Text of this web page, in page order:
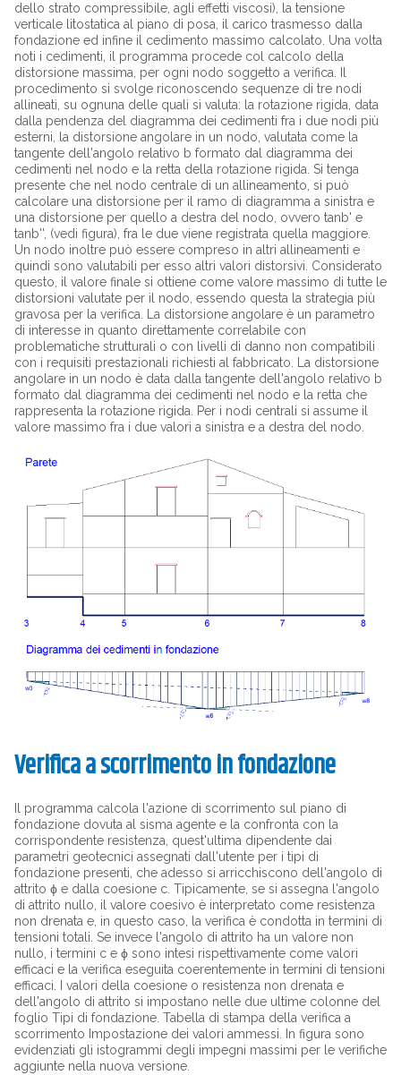
dello strato compressibile, agli effetti viscosi), la tensione
verticale litostatica al piano di posa, il carico trasmesso dalla
fondazione ed infine il cedimento massimo calcolato. Una volta
noti i cedimenti, il programma procede col calcolo della
distorsione massima, per ogni nodo soggetto a verifica. Il
procedimento si svolge riconoscendo sequenze di tre nodi
allineati, su ognuna delle quali si valuta: la rotazione rigida, data
dalla pendenza del diagramma dei cedimenti fra i due nodi più
esterni, la distorsione angolare in un nodo, valutata come la
tangente dell'angolo relativo b formato dal diagramma dei
cedimenti nel nodo e la retta della rotazione rigida. Si tenga
presente che nel nodo centrale di un allineamento, si può
calcolare una distorsione per il ramo di diagramma a sinistra e
una distorsione per quello a destra del nodo, ovvero tanb' e
tanb'', (vedi figura), fra le due viene registrata quella maggiore.
Un nodo inoltre può essere compreso in altri allineamenti e
quindi sono valutabili per esso altri valori distorsivi. Considerato
questo, il valore finale si ottiene come valore massimo di tutte le
distorsioni valutate per il nodo, essendo questa la strategia più
gravosa per la verifica. La distorsione angolare è un parametro
di interesse in quanto direttamente correlabile con
problematiche strutturali o con livelli di danno non compatibili
con i requisiti prestazionali richiesti al fabbricato. La distorsione
angolare in un nodo è data dalla tangente dell'angolo relativo b
formato dal diagramma dei cedimenti nel nodo e la retta che
rappresenta la rotazione rigida. Per i nodi centrali si assume il
valore massimo fra i due valori a sinistra e a destra del nodo.
Verifica a scorrimento in fondazione
Il programma calcola l'azione di scorrimento sul piano di
fondazione dovuta al sisma agente e la confronta con la
corrispondente resistenza, quest'ultima dipendente dai
parametri geotecnici assegnati dall'utente per i tipi di
fondazione presenti, che adesso si arricchiscono dell'angolo di
attrito ϕ e dalla coesione c. Tipicamente, se si assegna l'angolo
di attrito nullo, il valore coesivo è interpretato come resistenza
non drenata e, in questo caso, la verifica è condotta in termini di
tensioni totali. Se invece l'angolo di attrito ha un valore non
nullo, i termini c e ϕ sono intesi rispettivamente come valori
efficaci e la verifica eseguita coerentemente in termini di tensioni
efficaci. I valori della coesione o resistenza non drenata e
dell'angolo di attrito si impostano nelle due ultime colonne del
foglio Tipi di fondazione. Tabella di stampa della verifica a
scorrimento Impostazione dei valori ammessi. In figura sono
evidenziati gli istogrammi degli impegni massimi per le verifiche
aggiunte nella nuova versione.